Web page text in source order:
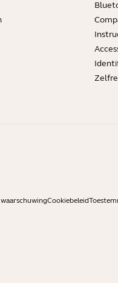
Cookiebeleid